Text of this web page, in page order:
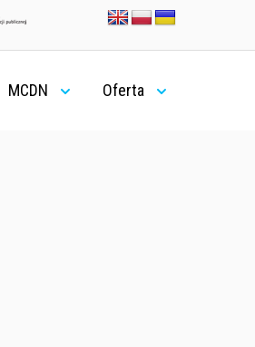
MCDN Oferta